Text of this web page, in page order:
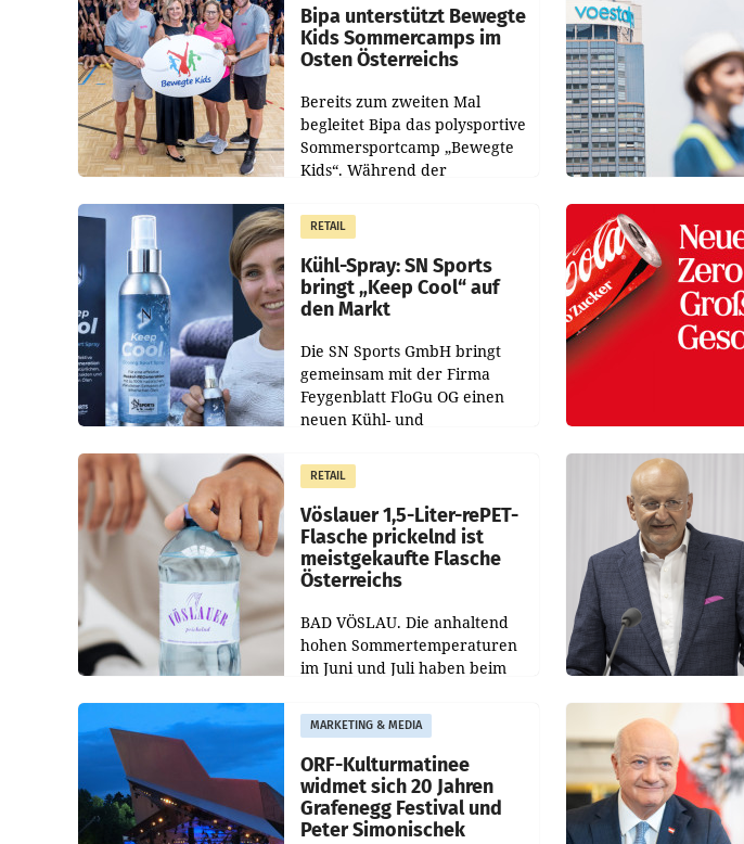
Bipa unterstützt Bewegte
Kids Sommercamps im
Osten Österreichs
Bereits zum zweiten Mal
begleitet Bipa das polysportive
Sommersportcamp „Bewegte
Kids“. Während der
Juli und August versorgt das
Unternehmen Kinder sowie
RETAIL
Kühl-Spray: SN Sports
bringt „Keep Cool“ auf
den Markt
Die SN Sports GmbH bringt
gemeinsam mit der Firma
Feygenblatt FloGu OG einen
neuen Kühl- und
Markt. Das Produkt namens
„Keep Cool“ ist zu 100 Prozent
RETAIL
Vöslauer 1,5-Liter-rePET-
Flasche prickelnd ist
meistgekaufte Flasche
Österreichs
BAD VÖSLAU. Die anhaltend
hohen Sommertemperaturen
im Juni und Juli haben beim
Getränkehersteller Vöslauer zu
deutlichen Absatzzuwächsen
geführt. Während
MARKETING & MEDIA
ORF-Kulturmatinee
widmet sich 20 Jahren
Grafenegg Festival und
Peter Simonischek